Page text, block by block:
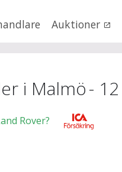
Auktioner
0 kr
i Malmö- 12
Rover?